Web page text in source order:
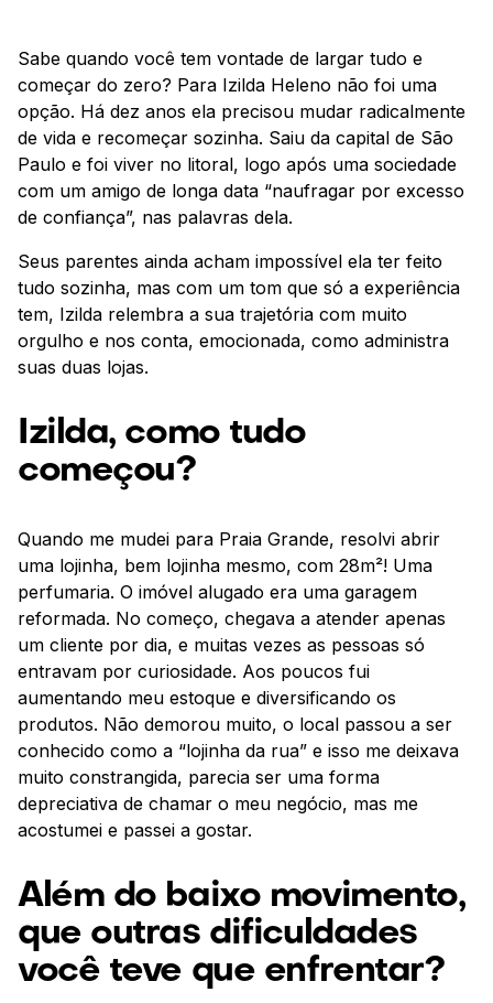
Sabe quando você tem vontade de largar tudo e
começar do zero? Para Izilda Heleno não foi uma
opção. Há dez anos ela precisou mudar radicalmente
de vida e recomeçar sozinha. Saiu da capital de São
Paulo e foi viver no litoral, logo após uma sociedade
com um amigo de longa data “naufragar por excesso
de confiança”, nas palavras dela.
Seus parentes ainda acham impossível ela ter feito
tudo sozinha, mas com um tom que só a experiência
tem, Izilda relembra a sua trajetória com muito
orgulho e nos conta, emocionada, como administra
suas duas lojas.
Izilda, como tudo
começou?
Quando me mudei para Praia Grande, resolvi abrir
uma lojinha, bem lojinha mesmo, com 28m²! Uma
perfumaria. O imóvel alugado era uma garagem
reformada. No começo, chegava a atender apenas
um cliente por dia, e muitas vezes as pessoas só
entravam por curiosidade. Aos poucos fui
aumentando meu estoque e diversificando os
produtos. Não demorou muito, o local passou a ser
conhecido como a “lojinha da rua” e isso me deixava
muito constrangida, parecia ser uma forma
depreciativa de chamar o meu negócio, mas me
acostumei e passei a gostar.
Além do baixo movimento,
que outras dificuldades
você teve que enfrentar?